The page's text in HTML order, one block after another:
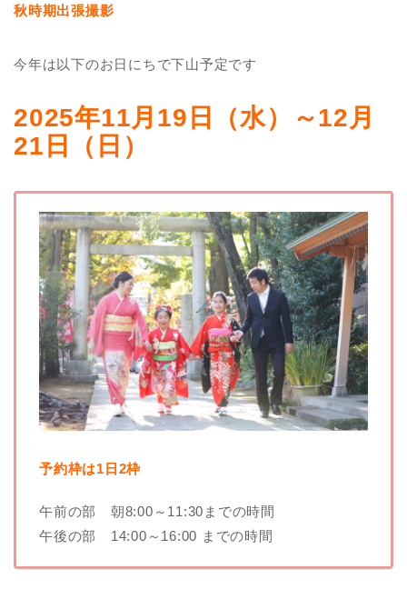
秋時期出張撮影
今年は以下のお日にちで下山予定です
2025年11月19日（水）～12月
21日（日）
予約枠は1日2枠
午前の部 朝8:00～11:30までの時間
午後の部 14:00～16:00 までの時間